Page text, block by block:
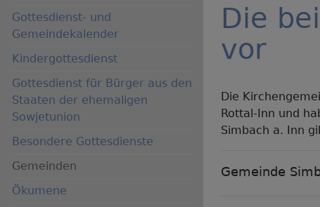
Gottesdienst- und
Gemeindekalender
Kindergottesdienst
Gottesdienst für Bürger aus den
Staaten der ehemaligen
Sowjetunion
Besondere Gottesdienste
Gemeinden
Ökumene
Die
vor
Die
Rottal-Inn und
Simbach a. Inn
Gemeinde